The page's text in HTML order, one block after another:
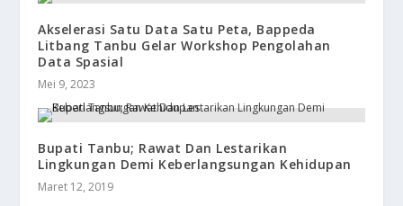
Akselerasi Satu Data Satu Peta, Bappeda
Litbang Tanbu Gelar Workshop Pengolahan
Data Spasial
Mei 9, 2023
Bupati Tanbu; Rawat Dan Lestarikan
Lingkungan Demi Keberlangsungan Kehidupan
Maret 12, 2019